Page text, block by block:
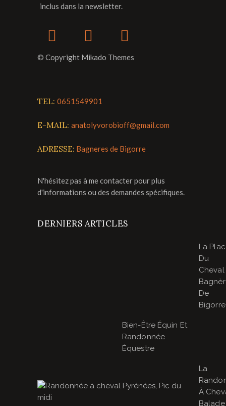
inclus dans la newsletter.
© Copyright Mikado Themes
TEL: 0651549901
E-MAIL: anatolyvorobioff@gmail.com
ADRESSE: Bagneres de Bigorre
N'hésitez pas à me contacter pour plus
d'informations ou des demandes spécifiques.
DERNIERS ARTICLES
La
Du
Cheval
De
Bigorre
Bien-Être Équin Et
Randonnée
Équestre
La
À